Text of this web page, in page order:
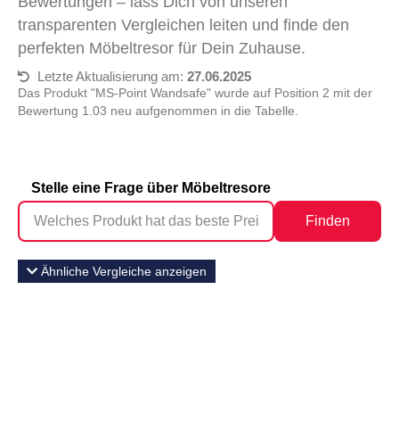
transparenten Vergleichen leiten und finde den
perfekten Möbeltresor für Dein Zuhause.
Letzte Aktualisierung am: 27.06.2025
Das Produkt "MS-Point Wandsafe" wurde auf Position 2 mit der
Bewertung 1.03 neu aufgenommen in die Tabelle.
Stelle eine Frage über Möbeltresore
Finden
Ähnliche Vergleiche anzeigen